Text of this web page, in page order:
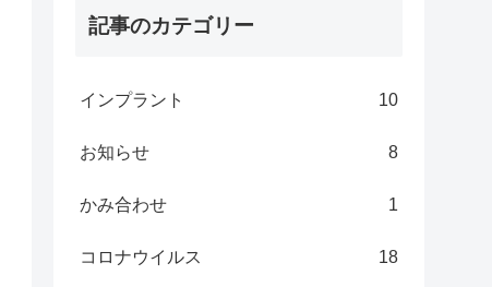
記事のカテゴリー
インプラント 10
お知らせ 8
かみ合わせ 1
コロナウイルス 18